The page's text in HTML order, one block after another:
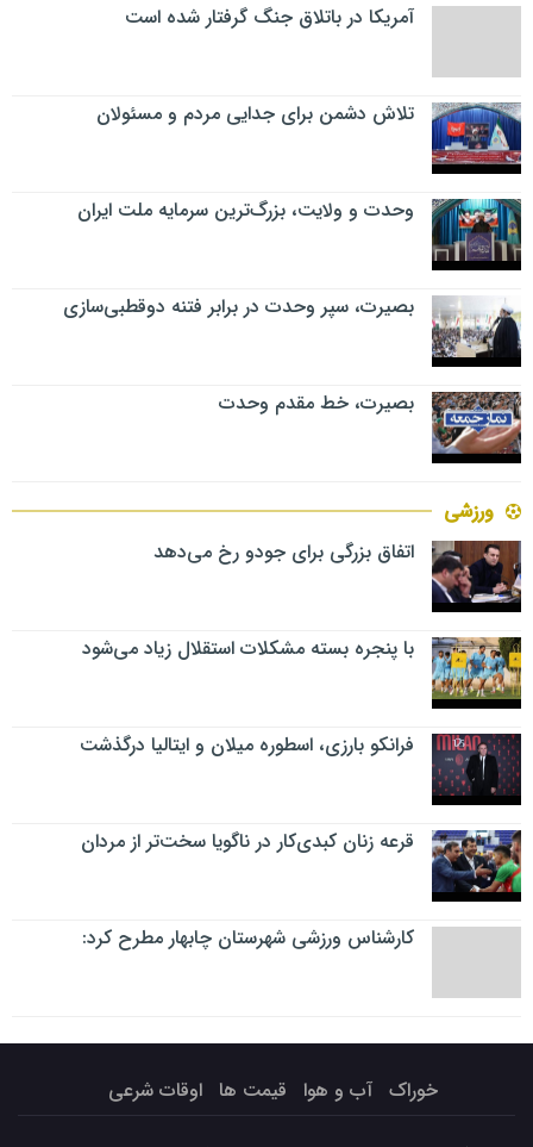
آمریکا در باتلاق جنگ گرفتار شده است
تلاش دشمن برای جدایی مردم و مسئولان
وحدت و ولایت، بزرگ‌ترین سرمایه ملت ایران
بصیرت، سپر وحدت در برابر فتنه دوقطبی‌سازی
بصیرت، خط مقدم وحدت
ورزشی
اتفاق بزرگی برای جودو رخ می‌دهد
با پنجره بسته مشکلات استقلال زیاد می‌شود
فرانکو بارزی، اسطوره میلان و ایتالیا درگذشت
قرعه زنان کبدی‌کار در ناگویا سخت‌تر از مردان
کارشناس ورزشی شهرستان چابهار مطرح کرد:
خوراک آب و هوا قیمت ها اوقات شرعی